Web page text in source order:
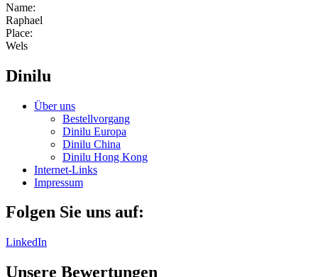
Name:
Raphael
Place:
Wels
Dinilu
Über uns
Bestellvorgang
Dinilu Europa
Dinilu China
Dinilu Hong Kong
Internet-Links
Impressum
Folgen Sie uns auf:
LinkedIn
Unsere Bewertungen